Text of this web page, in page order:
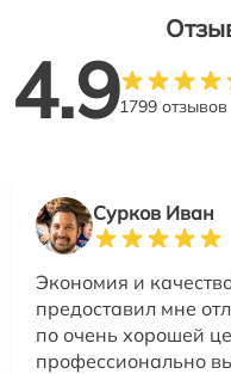
4.91799 отзывов
Сурков Иван
Экономия и
предоставил мне
по очень хорошей
профессионально